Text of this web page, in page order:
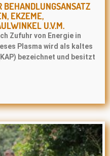
EKZEME,
U.V.M.
Zufuhr von Energie in
Plasma wird als kaltes
bezeichnet und besitzt